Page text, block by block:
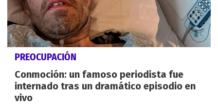
PREOCUPACIÓN
Conmoción: un famoso periodista fue
internado tras un dramático episodio en
vivo